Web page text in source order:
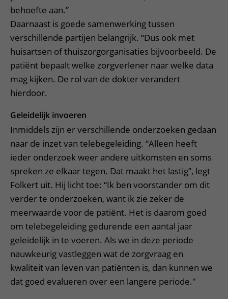
behoefte aan.”
Daarnaast is goede samenwerking tussen
verschillende partijen belangrijk. “Dus ook met
huisartsen of thuiszorgorganisaties bijvoorbeeld. De
patiënt bepaalt welke zorgverlener naar welke data
mag kijken. De rol van de dokter verandert
hierdoor.
Geleidelijk invoeren
Inmiddels zijn er verschillende onderzoeken gedaan
naar de inzet van telebegeleiding. “Alleen heeft
ieder onderzoek weer andere uitkomsten en soms
spreken ze elkaar tegen. Dat maakt het lastig”, legt
Folkert uit. Hij licht toe: “Ik ben voorstander om dit
verder te onderzoeken, want ik zie zeker de
meerwaarde voor de patiënt. Het is daarom goed
om telebegeleiding gedurende een aantal jaar
geleidelijk in te voeren. Als we in deze periode
nauwkeurig vastleggen wat de zorgvraag en
kwaliteit van leven van patiënten is, dan kunnen we
dat goed evalueren over een langere periode."